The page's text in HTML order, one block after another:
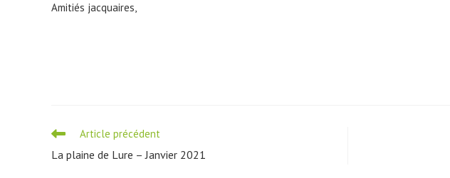
Amitiés jacquaires,
Read
articles
Article précédent
La plaine de Lure – Janvier 2021